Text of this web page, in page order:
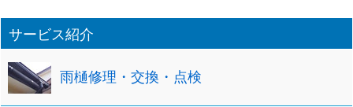
サービス紹介
雨樋修理・交換・点検